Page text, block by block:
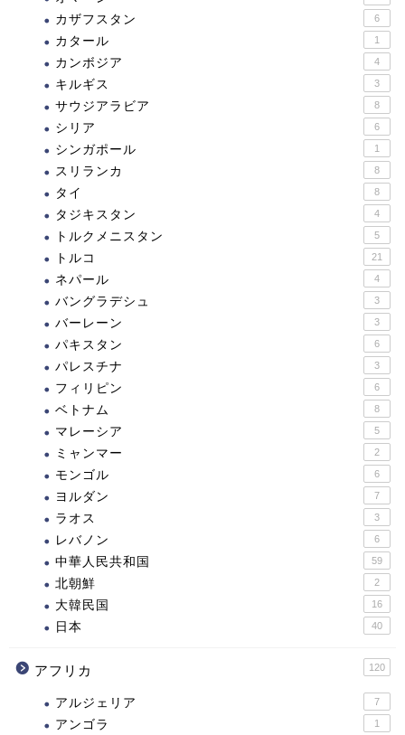
カザフスタン 6
カタール 1
カンボジア 4
キルギス 3
サウジアラビア 8
シリア 6
シンガポール 1
スリランカ 8
タイ 8
タジキスタン 4
トルクメニスタン 5
トルコ 21
ネパール 4
バングラデシュ 3
バーレーン 3
パキスタン 6
パレスチナ 3
フィリピン 6
ベトナム 8
マレーシア 5
ミャンマー 2
モンゴル 6
ヨルダン 7
ラオス 3
レバノン 6
中華人民共和国 59
北朝鮮 2
大韓民国 16
日本 40
アフリカ 120
アルジェリア 7
アンゴラ 1